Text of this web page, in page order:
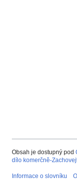
Obsah je dostupný pod
dílo komerčně-
Informace o slovníku